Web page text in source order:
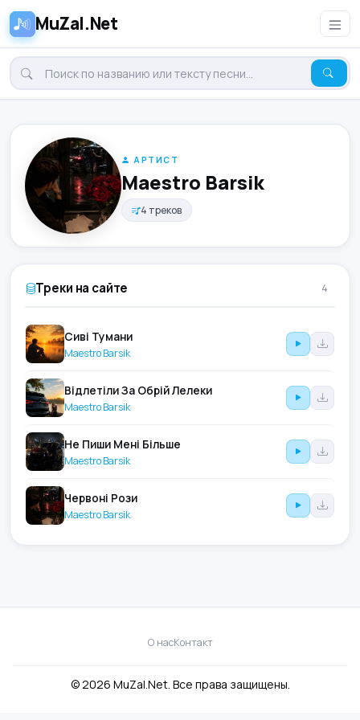
MuZal.Net
АРТИСТ
Maestro Barsik
4 треков
Треки на сайте 4
Сиві Тумани
Maestro Barsik
Відлетіли За Обрій Лелеки
Maestro Barsik
Не Пиши Мені Більше
Maestro Barsik
Червоні Рози
Maestro Barsik
О насКонтакт
© 2026 MuZal.Net. Все права защищены.